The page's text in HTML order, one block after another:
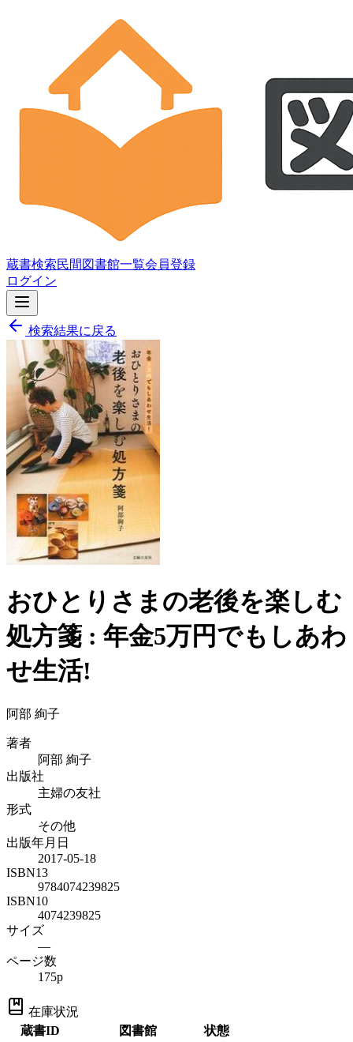
蔵書検索民間図書館一覧会員登録
ログイン
検索結果に戻る
おひとりさまの老後を楽しむ
処方箋 : 年金5万円でもしあわ
せ生活!
阿部 絢子
著者
阿部 絢子
出版社
主婦の友社
形式
その他
出版年月日
2017-05-18
ISBN13
9784074239825
ISBN10
4074239825
サイズ
—
ページ数
175p
在庫状況
蔵書ID
図書館
状態